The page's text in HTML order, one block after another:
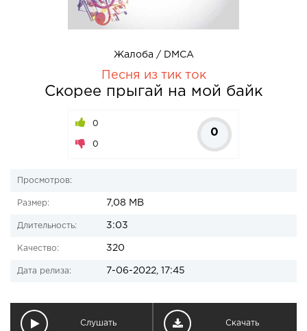
Жалоба / DMCA
Песня из тик ток
Скорее прыгай на мой байк
0
0
0
Просмотров:
Размер: 7,08 MB
Длительность: 3:03
Качество: 320
Дата релиза: 7-06-2022, 17:45
Слушать Скачать